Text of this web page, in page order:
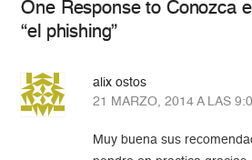
One Response to Conozca
“el phishing”
alix ostos
21 MARZO, 2014 A LAS
Muy buena sus